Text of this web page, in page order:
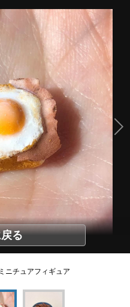
る
ニチュアフィギュア